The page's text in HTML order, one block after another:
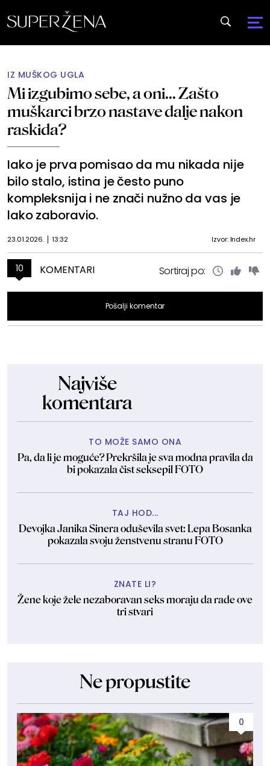
IZ MUŠKOG UGLA
Mi izgubimo sebe, a oni... Zašto
muškarci brzo nastave dalje nakon
raskida?
Iako je prva pomisao da mu nikada nije
bilo stalo, istina je često puno
kompleksnija i ne znači nužno da vas je
lako zaboravio.
23.01.2026. 13:32 Izvor: Index.hr
10 KOMENTARI Sortiraj po:
Pošalji komentar
Najviše
komentara
TO MOŽE SAMO ONA
Pa, da li je moguće? Prekršila je sva modna pravila da
bi pokazala čist seksepil FOTO
TAJ HOD...
Devojka Janika Sinera oduševila svet: Lepa Bosanka
pokazala svoju ženstvenu stranu FOTO
ZNATE LI?
Žene koje žele nezaboravan seks moraju da rade ove
tri stvari
Ne propustite
0